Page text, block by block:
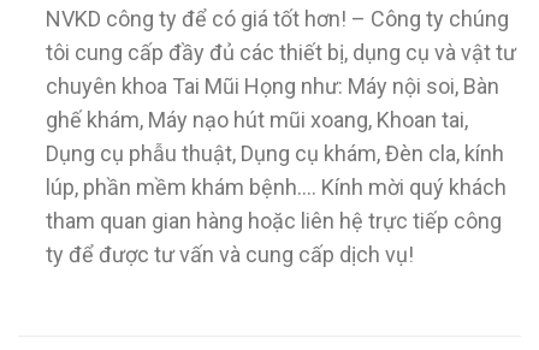
NVKD công ty để có giá tốt hơn! – Công ty chúng
tôi cung cấp đầy đủ các thiết bị, dụng cụ và vật tư
chuyên khoa Tai Mũi Họng như: Máy nội soi, Bàn
ghế khám, Máy nạo hút mũi xoang, Khoan tai,
Dụng cụ phẫu thuật, Dụng cụ khám, Đèn cla, kính
lúp, phần mềm khám bệnh…. Kính mời quý khách
tham quan gian hàng hoặc liên hệ trực tiếp công
ty để được tư vấn và cung cấp dịch vụ!